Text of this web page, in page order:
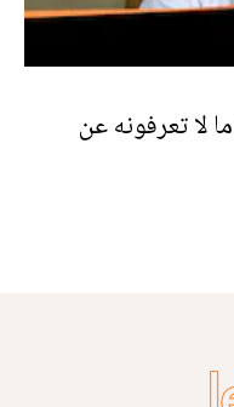
لا تعرفونه عن